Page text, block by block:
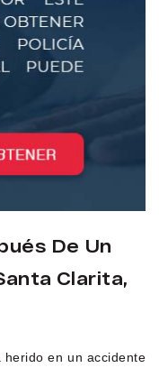
De Un
Clarita,
en un accidente